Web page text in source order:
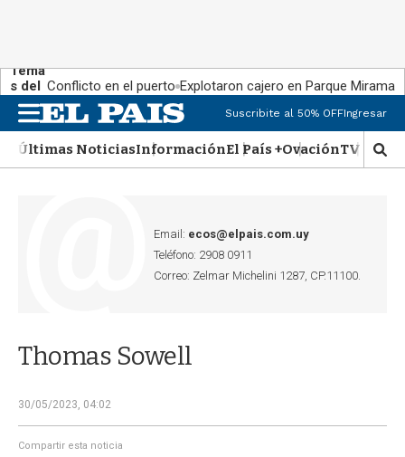
Tema
s del
día:
Conflicto en el puerto Explotaron cajero en Parque Miramar
n
u
Suscribite al 50% OFFIngresar
Últimas NoticiasInformaciónEl País +OvaciónTV Show
M
o
Email: ecos@elpais.com.uy
Teléfono: 2908 0911
Correo: Zelmar Michelini 1287, CP.11100.
Thomas Sowell
30/05/2023, 04:02
Compartir esta noticia